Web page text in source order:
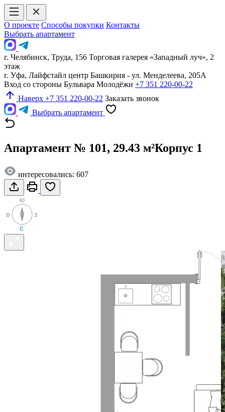
О проекте Способы покупки Контакты
Выбрать апартамент
г. Челябинск, Труда, 156 Торговая галерея «Западный луч», 2
этаж
г. Уфа, Лайфстайл центр Башкирия - ул. Менделеева, 205А
Вход со стороны Бульвара Молодёжи +7 351 220-00-22
Наверх +7 351 220-00-22 Заказать звонок
Выбрать апартамент
Апартамент № 101, 29.43 м²Корпус 1
интересовались: 607